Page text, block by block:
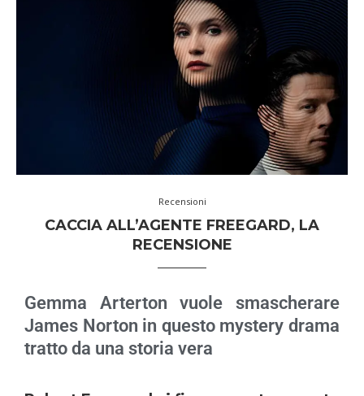
Recensioni
CACCIA ALL’AGENTE FREEGARD, LA
RECENSIONE
Gemma Arterton vuole smascherare
James Norton in questo mystery drama
tratto da una storia vera